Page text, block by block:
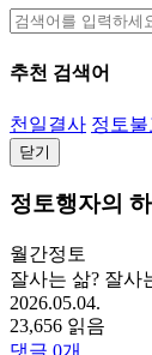
추천 검색어
천일결사 정토
닫기
정토행자의
월간정토
잘사는 삶? 잘사
2026.05.04.
23,656 읽음
댓글 0개